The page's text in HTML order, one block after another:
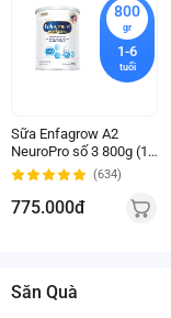
800
gr
1-6
tuổi
Sữa Enfagrow A2
NeuroPro số 3 800g (1 -
6 tuổi)
(634)
775.000đ
Săn Quà